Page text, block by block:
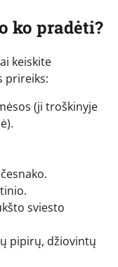
ko pradėti?
keiskite
prireiks:
(ji troškinyje
sviesto
pipirų, džiovintų